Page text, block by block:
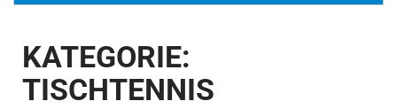
KATEGORIE:
TISCHTENNIS